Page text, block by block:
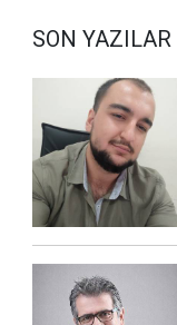
SON YAZILAR